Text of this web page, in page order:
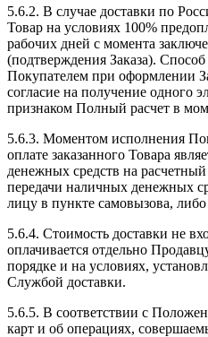
5.6.2. В случае доставки по
Товар на условиях 100%
рабочих дней с момента
(подтверждения Заказа).
Покупателем при оформлении
согласие на получение одного
признаком Полный расчет в
5.6.3. Моментом исполнения
оплате заказанного Товара
денежных средств на
передачи наличных денежных
лицу в пункте самовызова,
5.6.4. Стоимость доставки не
оплачивается отдельно
порядке и на условиях,
Службой доставки.
5.6.5. В соответствии с
карт и об операциях,